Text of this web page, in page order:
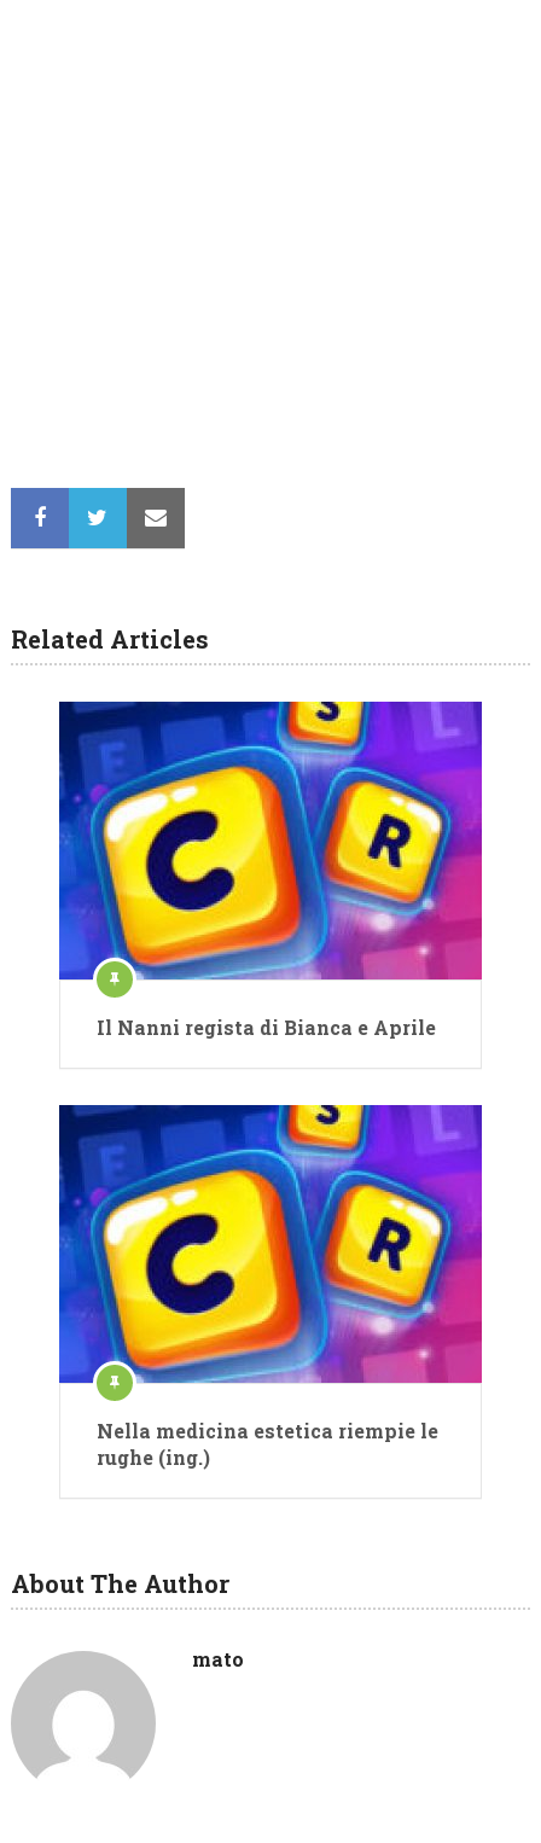
Related Articles
Il Nanni regista di Bianca e Aprile
Nella medicina estetica riempie le
rughe (ing.)
About The Author
mato